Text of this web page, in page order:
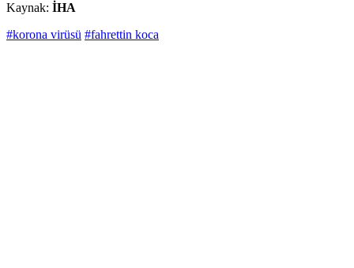
Kaynak: İHA
#korona virüsü #fahrettin koca